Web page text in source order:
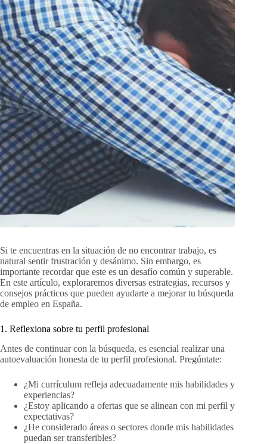
Si te encuentras en la situación de no encontrar trabajo, es
natural sentir frustración y desánimo. Sin embargo, es
importante recordar que este es un desafío común y superable.
En este artículo, exploraremos diversas estrategias, recursos y
consejos prácticos que pueden ayudarte a mejorar tu búsqueda
de empleo en España.
1. Reflexiona sobre tu perfil profesional
Antes de continuar con la búsqueda, es esencial realizar una
autoevaluación honesta de tu perfil profesional. Pregúntate:
¿Mi currículum refleja adecuadamente mis habilidades y
experiencias?
¿Estoy aplicando a ofertas que se alinean con mi perfil y
expectativas?
¿He considerado áreas o sectores donde mis habilidades
puedan ser transferibles?